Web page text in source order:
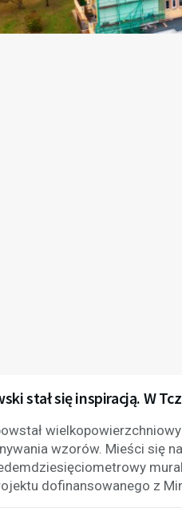
stał się inspiracją. W
wzorów. Mieści się
dofinansowanego z